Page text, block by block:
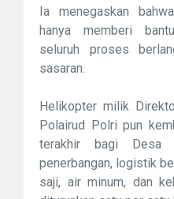
Ia menegaskan
hanya memberi
seluruh proses
sasaran.
Helikopter milik
Polairud Polri pun
terakhir bagi Desa
penerbangan, logistik
saji, air minum, dan